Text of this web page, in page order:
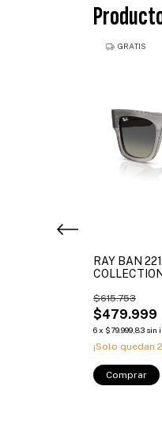
GRATIS
RAY BAN
COLLECTION
$479.999
$615.753
6x $79.999,83 sin
¡Solo quedan 2
Comprar